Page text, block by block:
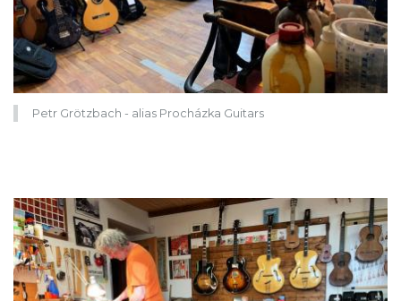
Petr Grötzbach - alias Procházka Guitars